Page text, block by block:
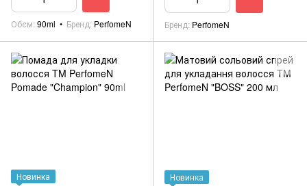
Обєм 90ml Бренд PerfomeN Бренд PerfomeN
Новинка
Новинка